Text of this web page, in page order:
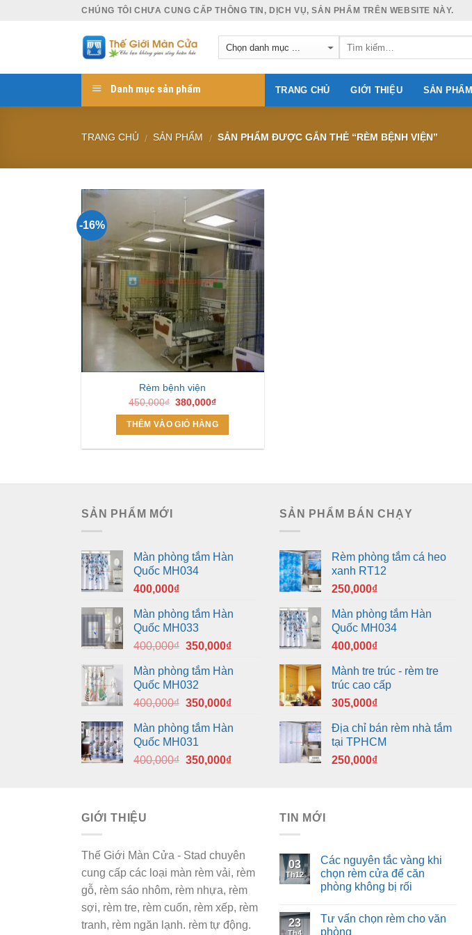
CHÚNG TÔI CHƯA CUNG CẤP THÔNG TIN, DỊCH VỤ, SẢN PHẨM TRÊN WEBSITE NÀY.
Danh mục sản phẩm TRANG CHỦ GIỚI THIỆU SẢN PHẨM
TRANG CHỦ / SẢN PHẨM / SẢN PHẨM ĐƯỢC GẮN THẺ “RÈM BỆNH VIỆN”
-16%
Add to
Wishlist
Rèm bệnh viện
450,000₫ Giá
là:
450,000₫.
380,000₫Giá
tại
là:
THÊM VÀO GIỎ HÀNG
SẢN PHẨM MỚI
Màn phòng tắm Hàn
Quốc MH034
400,000₫
Màn phòng tắm Hàn
Quốc MH033
400,000₫ Giá
là:
400,000₫.
350,000₫Giá
tại
350,000₫.
Màn phòng tắm Hàn
Quốc MH032
400,000₫ Giá
là:
400,000₫.
350,000₫Giá
tại
350,000₫.
Màn phòng tắm Hàn
Quốc MH031
400,000₫ Giá
350,000₫Giá
SẢN PHẨM BÁN CHẠY
Rèm phòng tắm cá heo
xanh RT12
250,000₫
Màn phòng tắm Hàn
Quốc MH034
400,000₫
Mành tre trúc - rèm tre
trúc cao cấp
305,000₫
Địa chỉ bán rèm nhà tắm
tại TPHCM
250,000₫
GIỚI THIỆU
Thế Giới Màn Cửa - Stad chuyên
cung cấp các loại màn rèm vải, rèm
gỗ, rèm sáo nhôm, rèm nhựa, rèm
sợi, rèm tre, rèm cuốn, rèm xếp, rèm
tranh, rèm ngăn lạnh. rèm tự động.
TIN MỚI
03
Th12
Các nguyên tắc vàng khi
chọn rèm cửa để căn
phòng không bị rối
23
Th4
Tư vấn chọn rèm cho văn
phòng